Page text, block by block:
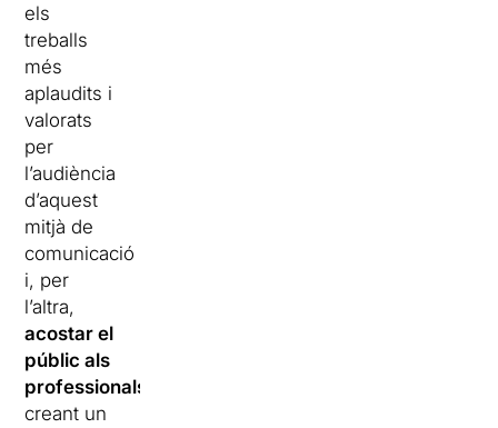
els
treballs
més
aplaudits i
valorats
per
l’audiència
d’aquest
mitjà de
comunicació
i, per
l’altra,
acostar el
públic als
professionals
creant un